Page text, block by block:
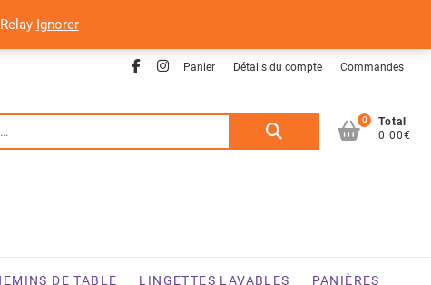
Ignorer
Facebook
Instagram
Panier Détails du compte Commandes
Recherche
0
Total
0.00€
DE TABLE LINGETTES LAVABLES PANIÈRES